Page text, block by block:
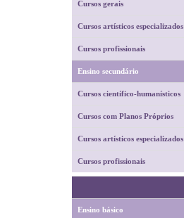
Cursos gerais
Cursos artísticos especializados
Cursos profissionais
Ensino secundário
Cursos científico-humanísticos
Cursos com Planos Próprios
Cursos artísticos especializados
Cursos profissionais
Ensino básico